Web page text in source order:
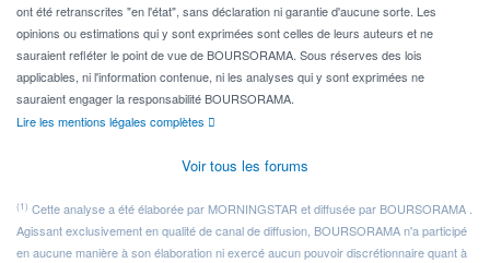
ont été retranscrites "en l'état", sans déclaration ni garantie d'aucune sorte. Les
opinions ou estimations qui y sont exprimées sont celles de leurs auteurs et ne
sauraient refléter le point de vue de BOURSORAMA. Sous réserves des lois
applicables, ni l'information contenue, ni les analyses qui y sont exprimées ne
sauraient engager la responsabilité BOURSORAMA.
Lire les mentions légales complètes
Voir tous les forums
(1) Cette analyse a été élaborée par MORNINGSTAR et diffusée par BOURSORAMA .
Agissant exclusivement en qualité de canal de diffusion, BOURSORAMA n'a participé
en aucune manière à son élaboration ni exercé aucun pouvoir discrétionnaire quant à